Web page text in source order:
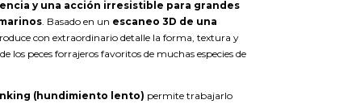
y una acción irresistible para grandes
. Basado en un escaneo 3D de una
con extraordinario detalle la forma, textura y
los peces forrajeros favoritos de muchas especies de
(hundimiento lento) permite trabajarlo